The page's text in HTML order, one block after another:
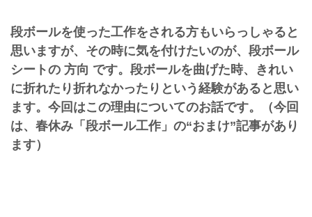
段ボールを使った工作をされる方もいらっしゃると
思いますが、その時に気を付けたいのが、段ボール
シートの 方向 です。段ボールを曲げた時、きれい
に折れたり折れなかったりという経験があると思い
ます。今回はこの理由についてのお話です。（今回
は、春休み「段ボール工作」の“おまけ”記事があり
ます）